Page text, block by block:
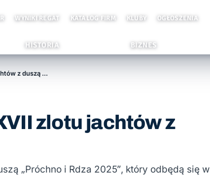
WYNIKI REGAT KATALOG FIRM KLUBY OGŁOSZENIA
HISTORIA BIZNES
Znamy pełny program XVII zlotu jachtów z duszą Próchno i Rdza
zlotu jachtów z
„Próchno i Rdza 2025”, który odbędą się w